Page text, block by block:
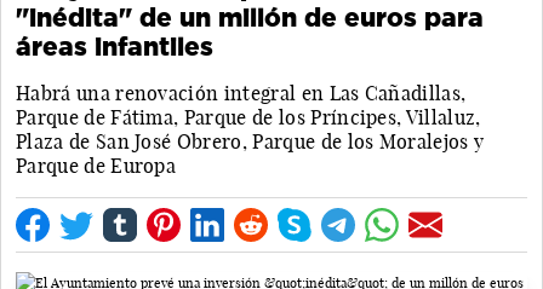
"inédita" de un millón de euros para
áreas infantiles
Habrá una renovación integral en Las Cañadillas,
Parque de Fátima, Parque de los Príncipes, Villaluz,
Plaza de San José Obrero, Parque de los Moralejos y
Parque de Europa